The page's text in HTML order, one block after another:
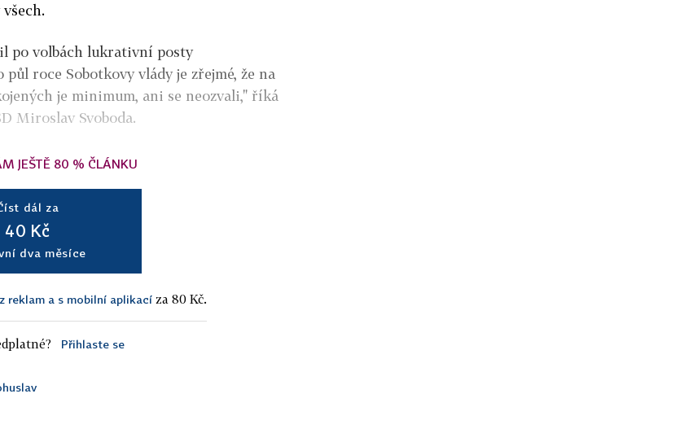
po volbách lukrativní posty
roce Sobotkovy vlády je zřejmé, že na
je minimum, ani se neozvali," říká
Miroslav Svoboda.
JEŠTĚ 80 % ČLÁNKU
dál za
40 Kč
dva měsíce
reklam a s mobilní aplikací za 80 Kč.
Přihlaste se